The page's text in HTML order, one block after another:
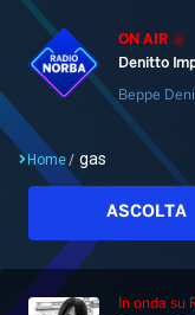
ON AIR
Denitto
Beppe
Home/ gas
ASCOLTA
In onda su